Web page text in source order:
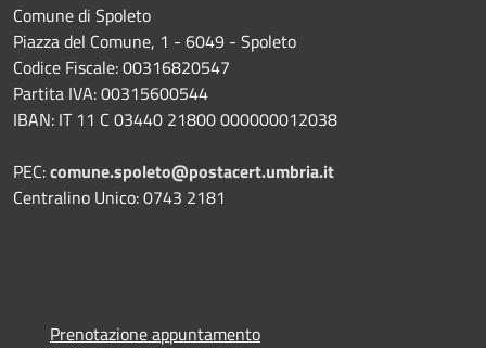
Comune di Spoleto
Piazza del Comune, 1 - 6049 - Spoleto
Codice Fiscale: 00316820547
Partita IVA: 00315600544
IBAN: IT 11 C 03440 21800 000000012038
PEC:comune.spoleto@postacert.umbria.it
Centralino Unico: 0743 2181
Prenotazione appuntamento